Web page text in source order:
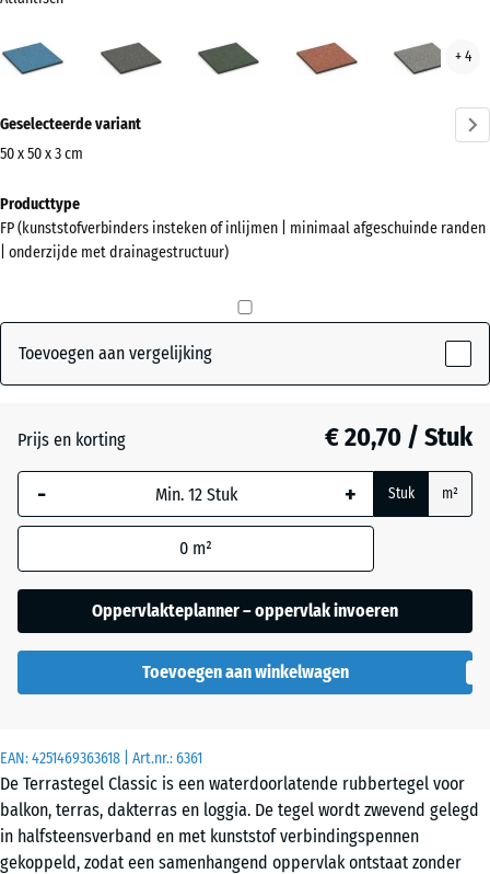
EAN:4251469363618 | Art.nr.:6361
De Terrastegel Classic is een waterdoorlatende rubbertegel voor
balkon, terras, dakterras en loggia. De tegel wordt zwevend gelegd
in halfsteensverband en met kunststof verbindingspennen
gekoppeld, zodat een samenhangend oppervlak ontstaat zonder
(active)
graniet
gazon
+ 4
informatie
over
kleuren?
Kleurenpalet
Atlantisch(active)
graniet
Grijs
Lavendel
Geselecteerde variant
50 x 50 x 3 cm
voor
verzending
500
De geselecteerde,
blauw omlijnde
afmeting wordt
gebruikt voor de
(tenzij anders
aangegeven in de
productgegevens).
x
x 3
cm
50
Producttype
FP (kunststofverbinders insteken of inlijmen | minimaal afgeschuinde randen
| onderzijde met drainagestructuur)
Toevoegen aan vergelijking
Prijs en korting € 20,70 / Stuk
- + Stuk m²
0 m²
Oppervlakteplanner – oppervlak invoeren
Toevoegen aan winkelwagen